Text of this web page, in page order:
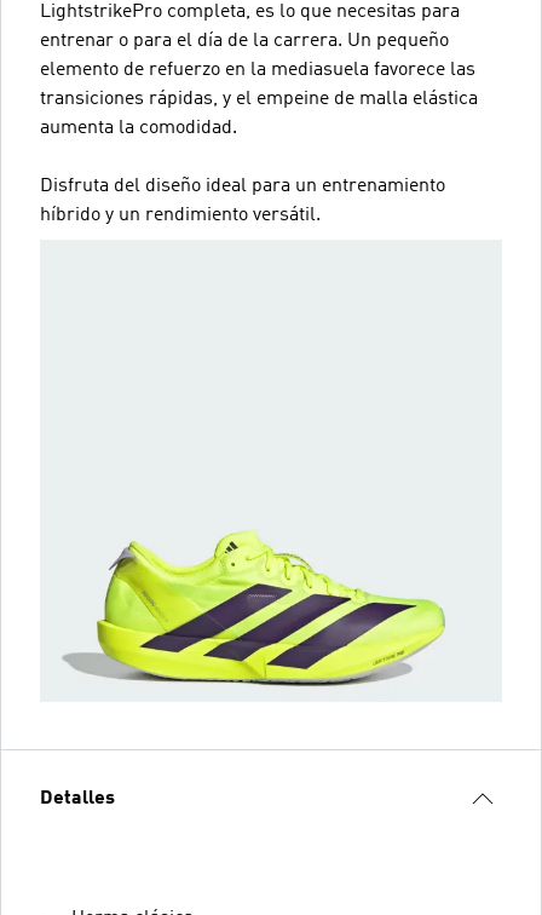
LightstrikePro completa, es lo que necesitas para
entrenar o para el día de la carrera. Un pequeño
elemento de refuerzo en la mediasuela favorece las
transiciones rápidas, y el empeine de malla elástica
aumenta la comodidad.
Disfruta del diseño ideal para un entrenamiento
híbrido y un rendimiento versátil.
Detalles